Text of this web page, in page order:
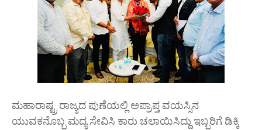
ಮಹಾರಾಷ್ಟ್ರ ರಾಜ್ಯದ ಪುಣೆಯಲ್ಲಿ ಅಪ್ರಾಪ್ತ ವಯಸ್ಸಿನ
ಯುವಕನೊಬ್ಬ ಮದ್ಯ ಸೇವಿಸಿ ಕಾರು ಚಲಾಯಿಸಿದ್ದು ಇಬ್ಬರಿಗೆ ಡಿಕ್ಕಿ